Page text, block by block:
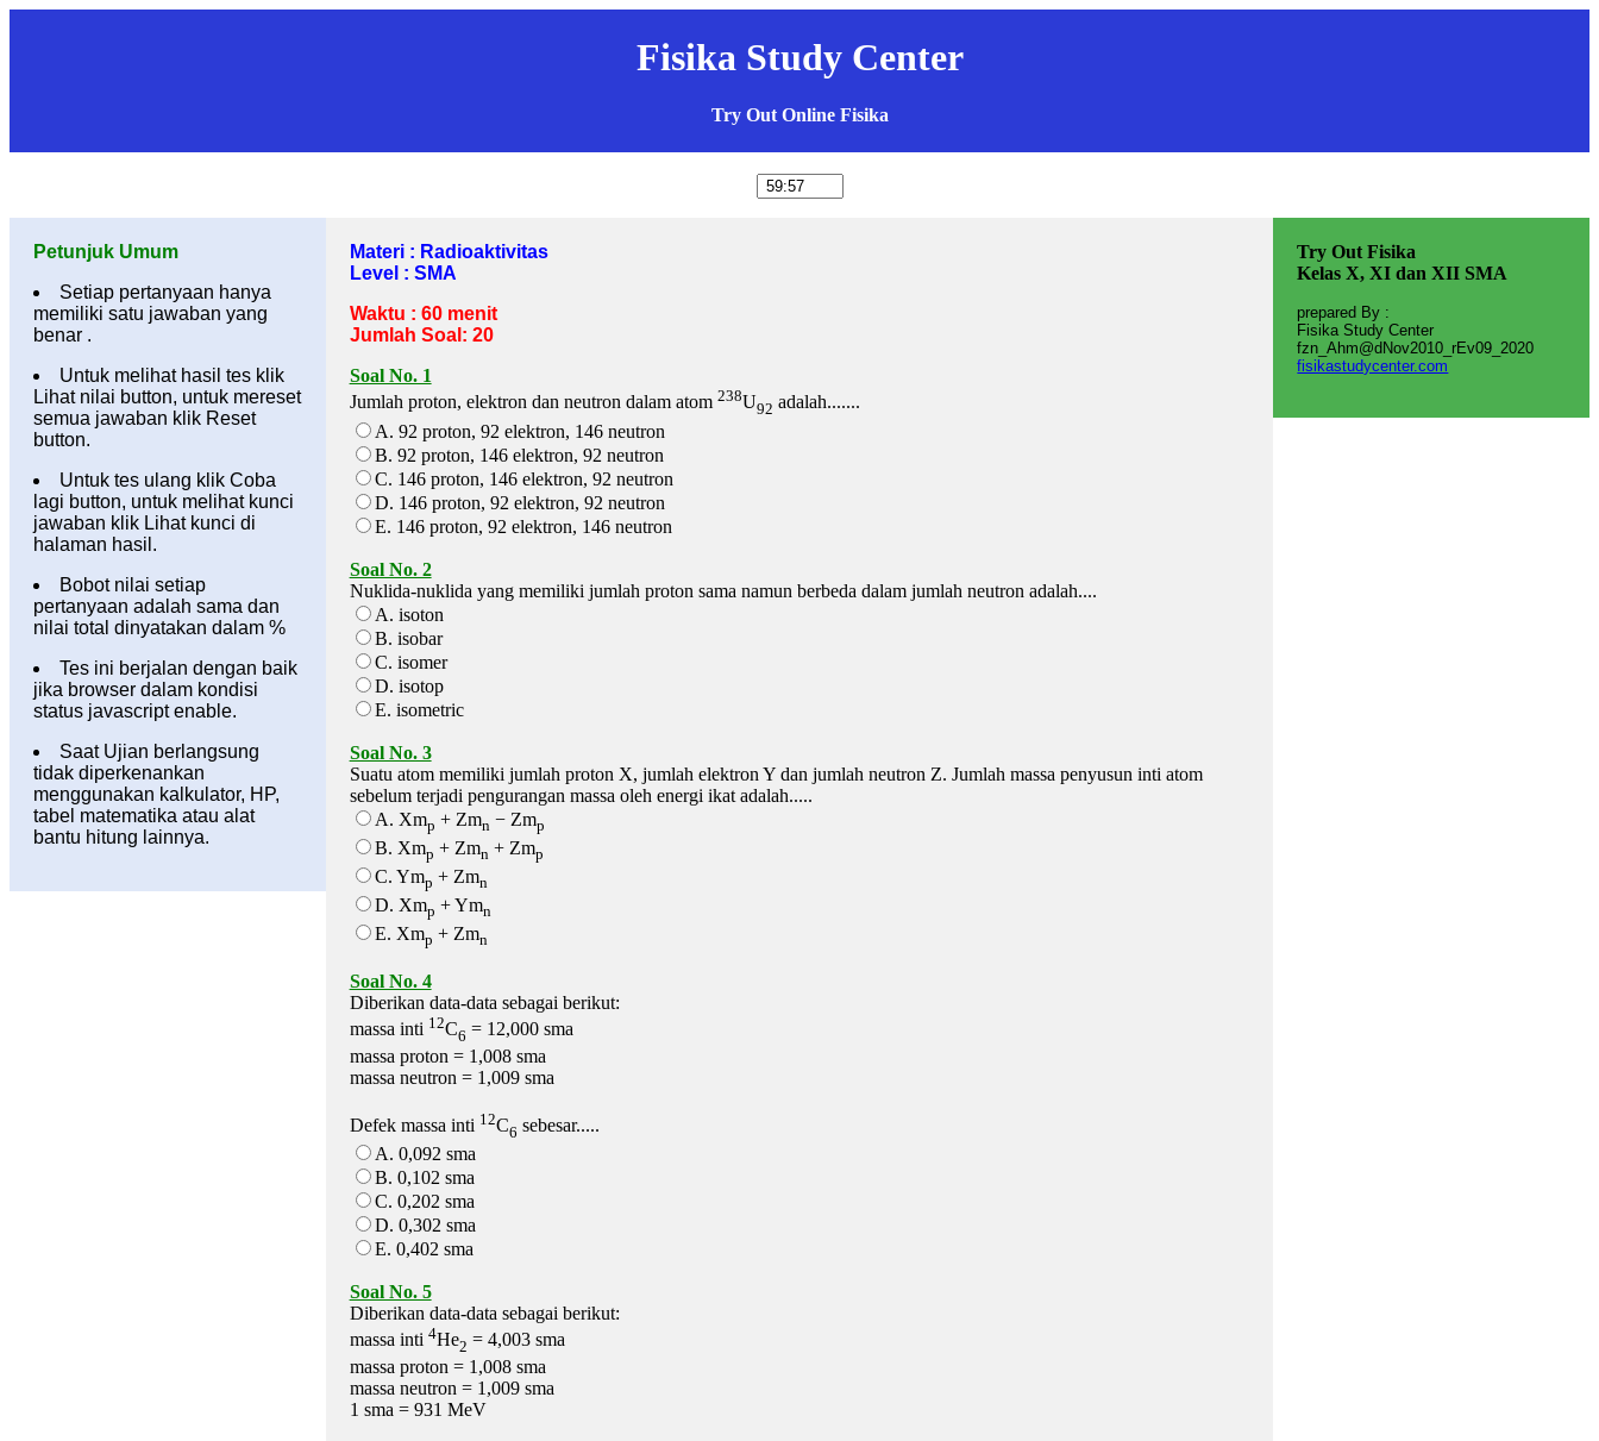
Fisika Study Center
Try Out Online Fisika
Petunjuk Umum
Setiap pertanyaan hanya
memiliki satu jawaban yang
benar .
Untuk melihat hasil tes klik
Lihat nilai button, untuk mereset
semua jawaban klik Reset
button.
Untuk tes ulang klik Coba
lagi button, untuk melihat kunci
jawaban klik Lihat kunci di
halaman hasil.
Bobot nilai setiap
pertanyaan adalah sama dan
nilai total dinyatakan dalam %
Tes ini berjalan dengan baik
jika browser dalam kondisi
status javascript enable.
Saat Ujian berlangsung
tidak diperkenankan
menggunakan kalkulator, HP,
tabel matematika atau alat
bantu hitung lainnya.
Materi : Radioaktivitas
Level : SMA
Waktu : 60 menit
Jumlah Soal: 20
Soal No. 1
Jumlah proton, elektron dan neutron dalam atom 238U92 adalah.......
A. 92 proton, 92 elektron, 146 neutron
B. 92 proton, 146 elektron, 92 neutron
C. 146 proton, 146 elektron, 92 neutron
D. 146 proton, 92 elektron, 92 neutron
E. 146 proton, 92 elektron, 146 neutron
Soal No. 2
Nuklida-nuklida yang memiliki jumlah proton sama namun berbeda dalam jumlah neutron adalah....
A. isoton
B. isobar
C. isomer
D. isotop
E. isometric
Soal No. 3
Suatu atom memiliki jumlah proton X, jumlah elektron Y dan jumlah neutron Z. Jumlah massa penyusun inti atom
sebelum terjadi pengurangan massa oleh energi ikat adalah.....
A. Xmp + Zmn − Zmp
B. Xmp + Zmn + Zmp
C. Ymp + Zmn
D. Xmp + Ymn
E. Xmp + Zmn
Soal No. 4
Diberikan data-data sebagai berikut:
massa inti 12C6 = 12,000 sma
massa proton = 1,008 sma
massa neutron = 1,009 sma
Defek massa inti 12C6 sebesar.....
A. 0,092 sma
B. 0,102 sma
C. 0,202 sma
D. 0,302 sma
E. 0,402 sma
Soal No. 5
Diberikan data-data sebagai berikut:
massa inti 4He2 = 4,003 sma
massa proton = 1,008 sma
massa neutron = 1,009 sma
1 sma = 931 MeV
Try Out Fisika
Kelas X, XI dan XII SMA
prepared By :
Fisika Study Center
fzn_Ahm@dNov2010_rEv09_2020
fisikastudycenter.com